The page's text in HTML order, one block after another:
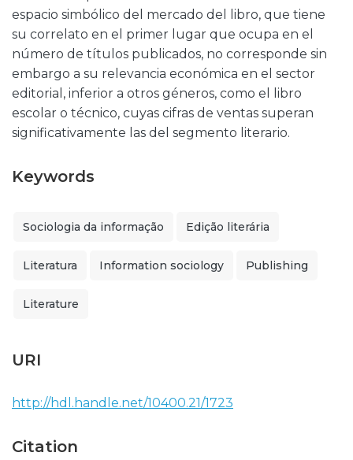
espacio simbólico del mercado del libro, que tiene
su correlato en el primer lugar que ocupa en el
número de títulos publicados, no corresponde sin
embargo a su relevancia económica en el sector
editorial, inferior a otros géneros, como el libro
escolar o técnico, cuyas cifras de ventas superan
significativamente las del segmento literario.
Keywords
Sociologia da informação Edição literária
Literatura Information sociology Publishing
Literature
URI
http://hdl.handle.net/10400.21/1723
Citation